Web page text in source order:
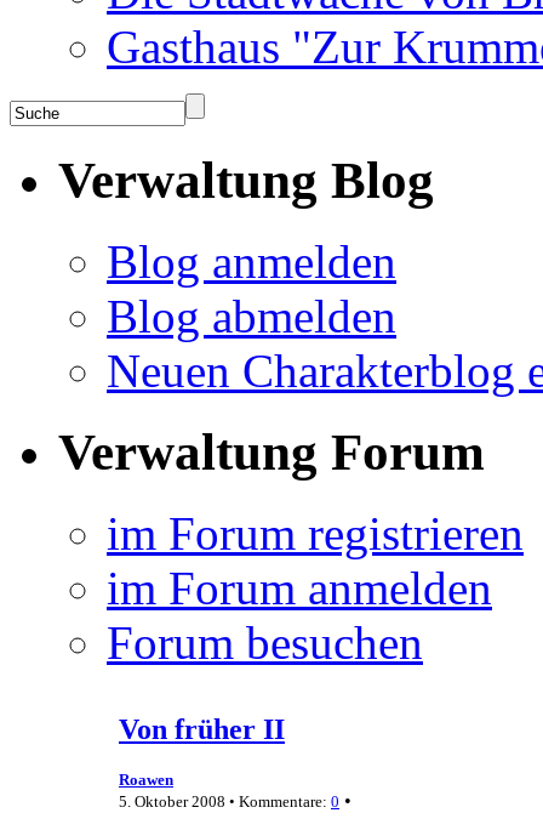
Gasthaus "Zur
Verwaltung Blog
Blog anmelden
Blog abmelden
Neuen Charakterblog
Verwaltung Forum
im Forum registrieren
im Forum anmelden
Forum besuchen
Von früher II
Roawen
5. Oktober 2008 • Kommentare: 0 •